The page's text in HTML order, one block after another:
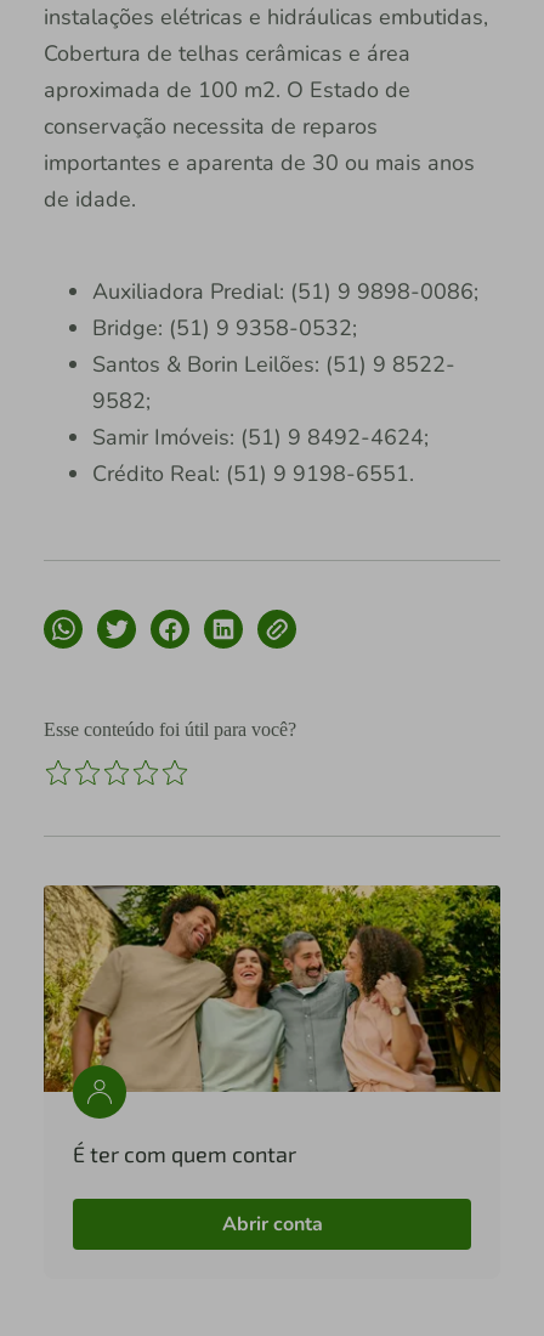
instalações elétricas e hidráulicas embutidas,
Cobertura de telhas cerâmicas e área
aproximada de 100 m2. O Estado de
conservação necessita de reparos
importantes e aparenta de 30 ou mais anos
de idade.
Auxiliadora Predial: (51) 9 9898-0086;
Bridge: (51) 9 9358-0532;
Santos & Borin Leilões: (51) 9 8522-
9582;
Samir Imóveis: (51) 9 8492-4624;
Crédito Real: (51) 9 9198-6551.
Esse conteúdo foi útil para você?
É ter com quem contar
Abrir conta